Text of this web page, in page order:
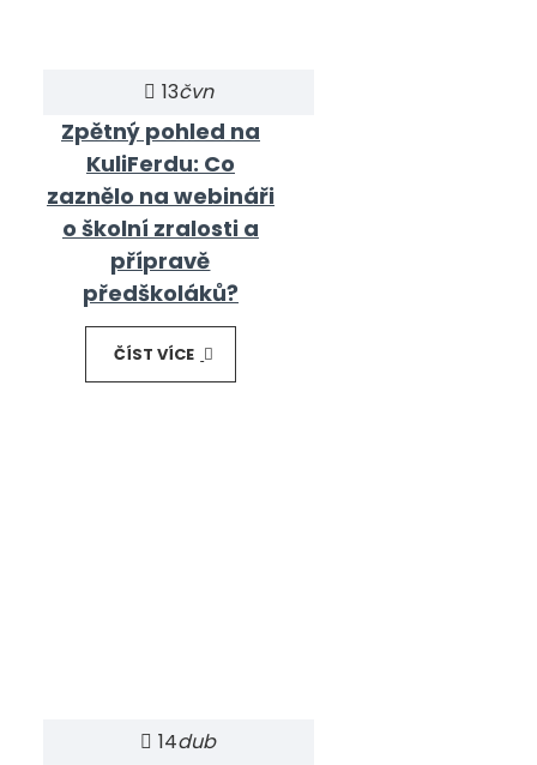
13čvn
Zpětný pohled na
KuliFerdu: Co
zaznělo na webináři
o školní zralosti a
přípravě
předškoláků?
ČÍST VÍCE
14dub